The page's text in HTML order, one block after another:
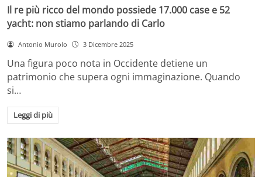
Il re più ricco del mondo possiede 17.000 case e 52
yacht: non stiamo parlando di Carlo
Antonio Murolo 3 Dicembre 2025
Una figura poco nota in Occidente detiene un
patrimonio che supera ogni immaginazione. Quando
si…
Leggi di più